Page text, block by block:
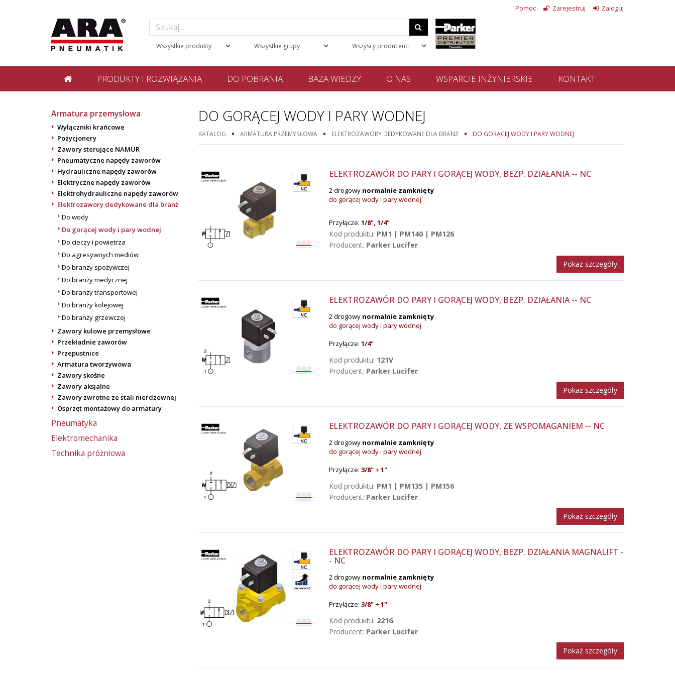
Pomoc Zarejestruj Zaloguj
PRODUKTY I ROZWIĄZANIA DO POBRANIA BAZA WIEDZY O NAS WSPARCIE INŻYNIERSKIE KONTAKT
Armatura przemysłowa
Wyłączniki krańcowe
Pozycjonery
Zawory sterujące NAMUR
Pneumatyczne napędy zaworów
Hydrauliczne napędy zaworów
Elektryczne napędy zaworów
Elektrohydrauliczne napędy zaworów
Elektrozawory dedykowane dla branż
Do wody
Do gorącej wody i pary wodnej
Do cieczy i powietrza
Do agresywnych mediów
Do branży spożywczej
Do branży medycznej
Do branży transportowej
Do branży kolejowej
Do branży grzewczej
Zawory kulowe przemysłowe
Przekładnie zaworów
Przepustnice
Armatura tworzywowa
Zawory skośne
Zawory aksjalne
Zawory zwrotne ze stali nierdzewnej
Osprzęt montażowy do armatury
Pneumatyka
Elektromechanika
Technika próżniowa
DO GORĄCEJ WODY I PARY WODNEJ
KATALOG ARMATURA PRZEMYSŁOWA ELEKTROZAWORY DEDYKOWANE DLA BRANŻ DO GORĄCEJ WODY I PARY WODNEJ
ELEKTROZAWÓR DO PARY I GORĄCEJ WODY, BEZP. DZIAŁANIA -- NC
2 drogowy normalnie zamknięty
do gorącej wody i pary wodnej
Przyłącze: 1/8", 1/4"
Kod produktu: PM1 | PM140 | PM126
Producent: Parker Lucifer
Pokaż szczegóły
ELEKTROZAWÓR DO PARY I GORĄCEJ WODY, BEZP. DZIAŁANIA -- NC
2 drogowy normalnie zamknięty
do gorącej wody i pary wodnej
Przyłącze: 1/4"
Kod produktu: 121V
Producent: Parker Lucifer
Pokaż szczegóły
ELEKTROZAWÓR DO PARY I GORĄCEJ WODY, ZE WSPOMAGANIEM -- NC
2 drogowy normalnie zamknięty
do gorącej wody i pary wodnej
Przyłącze: 3/8" ÷ 1"
Kod produktu: PM1 | PM135 | PM156
Producent: Parker Lucifer
Pokaż szczegóły
ELEKTROZAWÓR DO PARY I GORĄCEJ WODY, BEZP. DZIAŁANIA MAGNALIFT -
- NC
2 drogowy normalnie zamknięty
do gorącej wody i pary wodnej
Przyłącze: 3/8" ÷ 1"
Kod produktu: 221G
Producent: Parker Lucifer
Pokaż szczegóły